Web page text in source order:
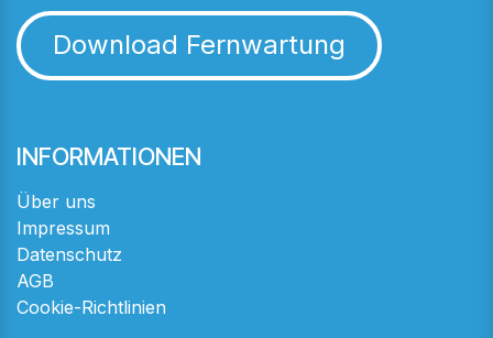
Download Fernwartung
INFORMATIONEN
Über uns
Impressum
Datenschutz
AGB
Cookie-Richtlinien